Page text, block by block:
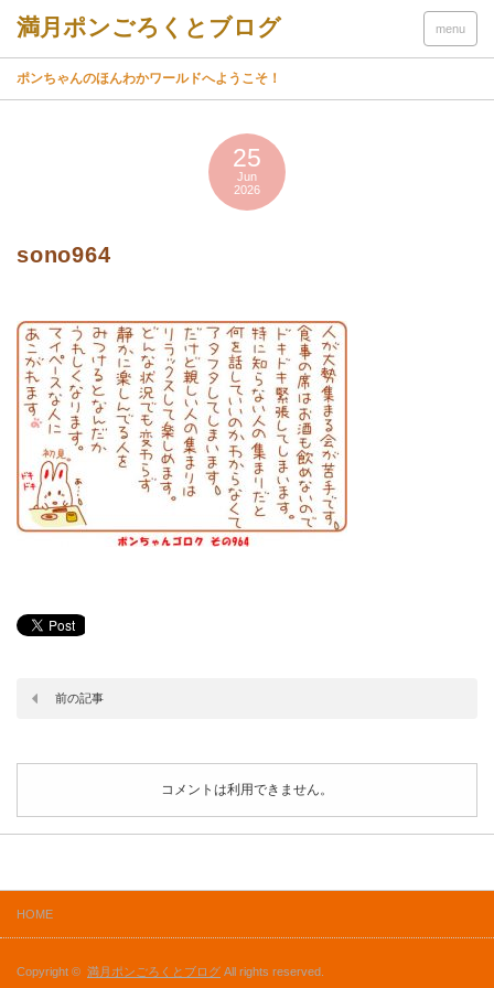
menu
ポンちゃんのほんわかワールドへようこそ！
25
Jun
2026
sono964
前の記事
コメントは利用できません。
HOME
Copyright © 満月ポンごろくとブログ All rights reserved.